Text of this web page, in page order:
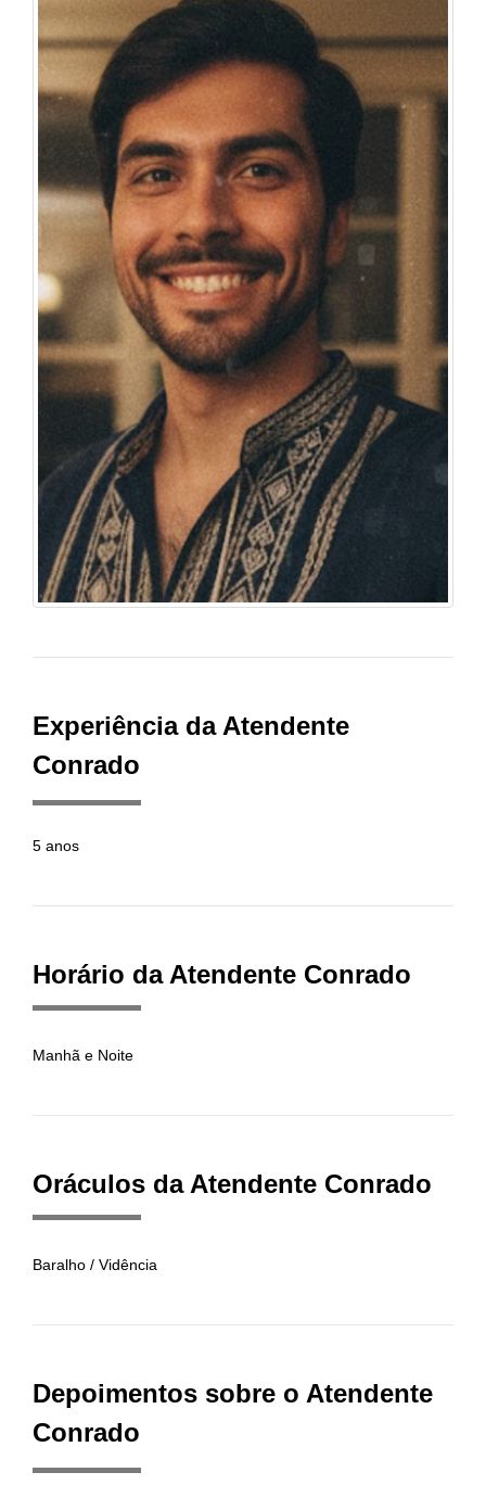
Experiência da Atendente
Conrado
5 anos
Horário da Atendente Conrado
Manhã e Noite
Oráculos da Atendente Conrado
Baralho / Vidência
Depoimentos sobre o Atendente
Conrado